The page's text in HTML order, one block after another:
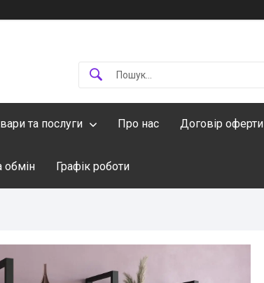
та послуги Про нас Договір оферти
обмін Графік роботи